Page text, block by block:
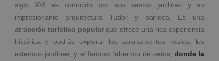
siglo XVI es conocido por sus vastos jardines y su
impresionante arquitectura Tudor y barroca. Es una
atracción turística popularque ofrece una rica experiencia
histórica y podrás explorar los apartamentos reales, los
extensos jardines, y el famoso laberinto de setos, donde la